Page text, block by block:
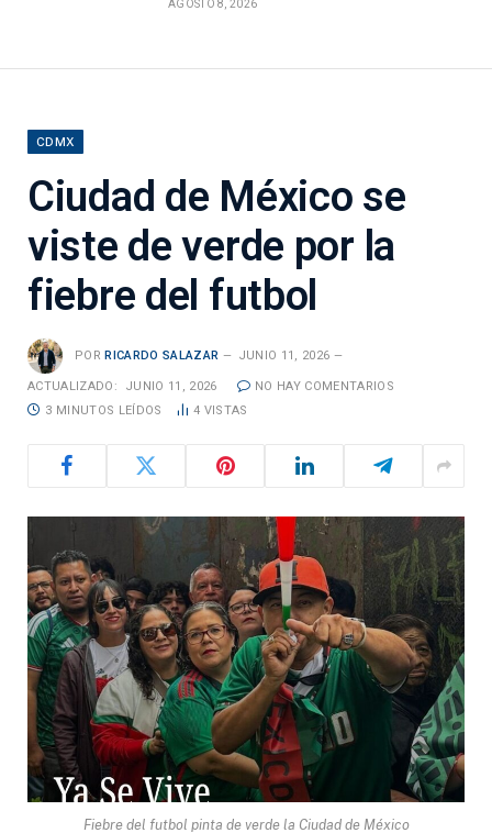
AGOSTO 8, 2026
CDMX
Ciudad de México se
viste de verde por la
fiebre del futbol
POR RICARDO SALAZAR JUNIO 11, 2026
ACTUALIZADO: JUNIO 11, 2026
NO HAY COMENTARIOS
3 MINUTOS LEÍDOS
4 VISTAS
Fiebre del futbol pinta de verde la Ciudad de México